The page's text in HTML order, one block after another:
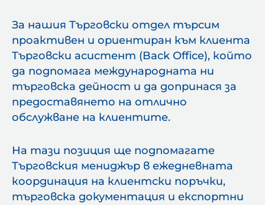
За нашия Търговски отдел търсим
проактивен и ориентиран към клиента
Търговски асистент (Back Office), който
да подпомага международната ни
търговска дейност и да допринася за
предоставянето на отлично
обслужване на клиентите.
На тази позиция ще подпомагате
Търговския мениджър в ежедневната
координация на клиентски поръчки,
търговска документация и експортни